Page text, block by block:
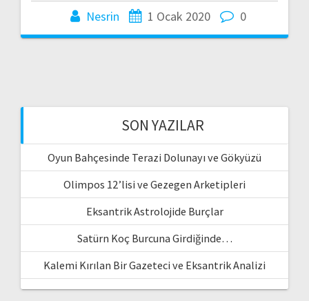
Nesrin 1 Ocak 2020 0
SON YAZILAR
Oyun Bahçesinde Terazi Dolunayı ve Gökyüzü
Olimpos 12’lisi ve Gezegen Arketipleri
Eksantrik Astrolojide Burçlar
Satürn Koç Burcuna Girdiğinde…
Kalemi Kırılan Bir Gazeteci ve Eksantrik Analizi